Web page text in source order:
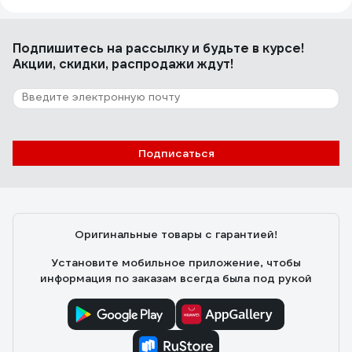
Подпишитесь на рассылкуи будьте в курсе!
Акции, скидки, распродажи ждут!
Подписаться
Оригинальные товары с гарантией!
Установите мобильное приложение, чтобы
информация по заказам всегда была под рукой